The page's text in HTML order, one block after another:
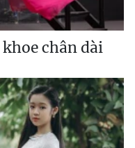
chân dài